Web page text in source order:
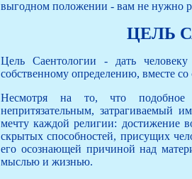
выгодном положении - вам не нужно
ЦЕЛЬ
Цель Саентологии - дать
собственному определению, вместе
Несмотря на то, что подобное
непритязательным, затрагиваемый
мечту каждой религии: достижение
скрытых способностей, присущих
его осознающей причиной над
мыслью и жизнью.